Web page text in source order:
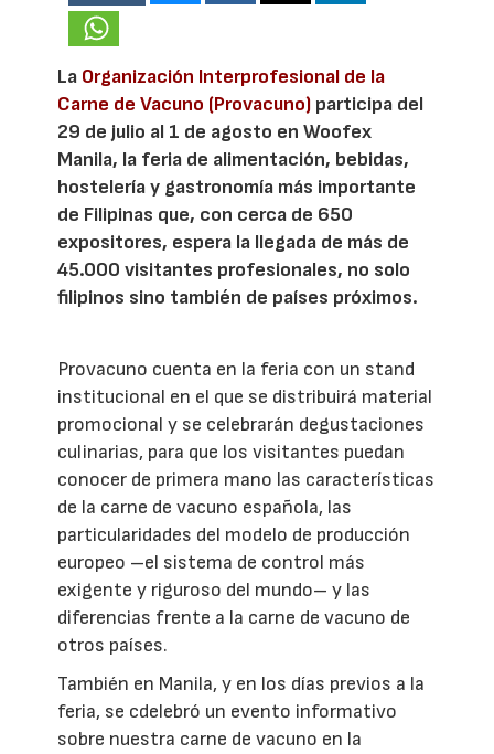
La Organización Interprofesional de la
Carne de Vacuno (Provacuno) participa del
29 de julio al 1 de agosto en Woofex
Manila, la feria de alimentación, bebidas,
hostelería y gastronomía más importante
de Filipinas que, con cerca de 650
expositores, espera la llegada de más de
45.000 visitantes profesionales, no solo
filipinos sino también de países próximos.
Provacuno cuenta en la feria con un stand
institucional en el que se distribuirá material
promocional y se celebrarán degustaciones
culinarias, para que los visitantes puedan
conocer de primera mano las características
de la carne de vacuno española, las
particularidades del modelo de producción
europeo –el sistema de control más
exigente y riguroso del mundo– y las
diferencias frente a la carne de vacuno de
otros países.
También en Manila, y en los días previos a la
feria, se cdelebró un evento informativo
sobre nuestra carne de vacuno en la